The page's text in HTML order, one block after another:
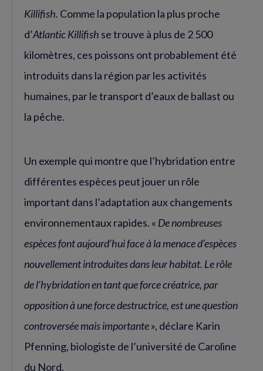
Killifish. Comme la population la plus proche
d’Atlantic Killifish se trouve à plus de 2 500
kilomètres, ces poissons ont probablement été
introduits dans la région par les activités
humaines, par le transport d’eaux de ballast ou
la pêche.
Un exemple qui montre que l’hybridation entre
différentes espèces peut jouer un rôle
important dans l’adaptation aux changements
environnementaux rapides. « De nombreuses
espèces font aujourd’hui face à la menace d’espèces
nouvellement introduites dans leur habitat. Le rôle
de l’hybridation en tant que force créatrice, par
opposition à une force destructrice, est une question
controversée mais importante», déclare Karin
Pfenning, biologiste de l’université de Caroline
du Nord.